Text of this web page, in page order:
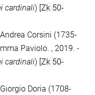
cardinali) [Zk 50-
Corsini (1735-
Paviolo. , 2019. -
cardinali) [Zk 50-
Doria (1708-